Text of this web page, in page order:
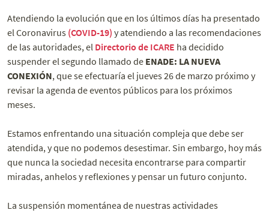
Atendiendo la evolución que en los últimos días ha presentado
el Coronavirus (COVID-19) y atendiendo a las recomendaciones
de las autoridades, el Directorio de ICARE ha decidido
suspender el segundo llamado de ENADE: LA NUEVA
CONEXIÓN, que se efectuaría el jueves 26 de marzo próximo y
revisar la agenda de eventos públicos para los próximos
meses.
Estamos enfrentando una situación compleja que debe ser
atendida, y que no podemos desestimar. Sin embargo, hoy más
que nunca la sociedad necesita encontrarse para compartir
miradas, anhelos y reflexiones y pensar un futuro conjunto.
La suspensión momentánea de nuestras actividades